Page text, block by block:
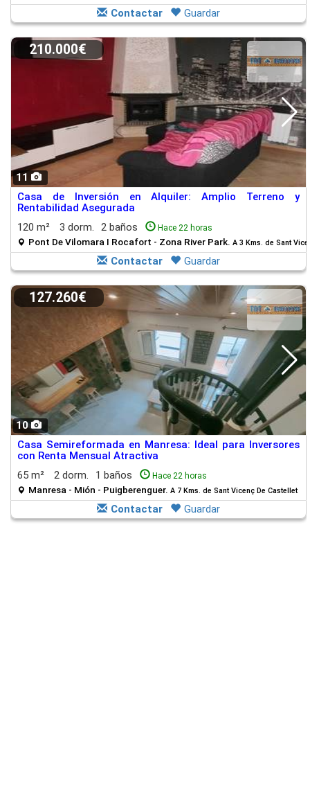
Contactar Guardar
11
210.000€
Casa de Inversión en Alquiler: Amplio Terreno y
Rentabilidad Asegurada
120 m²
3 dorm. 2 baños Hace 22 horas
Pont De Vilomara I Rocafort - Zona River Park. A 3 Kms. de Sant
Contactar Guardar
10
127.260€
Casa Semireformada en Manresa: Ideal para Inversores
con Renta Mensual Atractiva
65 m²
2 dorm. 1 baños Hace 22 horas
Manresa - Mión - Puigberenguer. A 7 Kms. de Sant Vicenç De Castellet
Contactar Guardar